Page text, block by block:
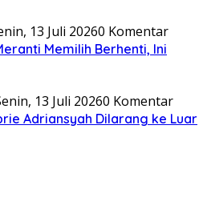
13 Juli 20260 Komentar
Memilih Berhenti, Ini
13 Juli 20260 Komentar
Adriansyah Dilarang ke Luar